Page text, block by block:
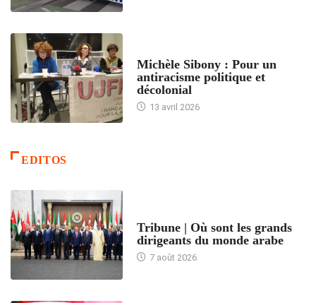
Michèle Sibony : Pour un
antiracisme politique et
décolonial
13 avril 2026
EDITOS
Tribune | Où sont les grands
dirigeants du monde arabe
7 août 2026